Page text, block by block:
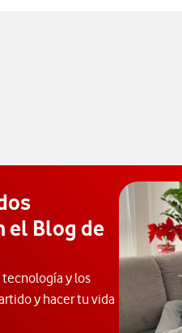
el Blog de
y los
y hacer tu vida